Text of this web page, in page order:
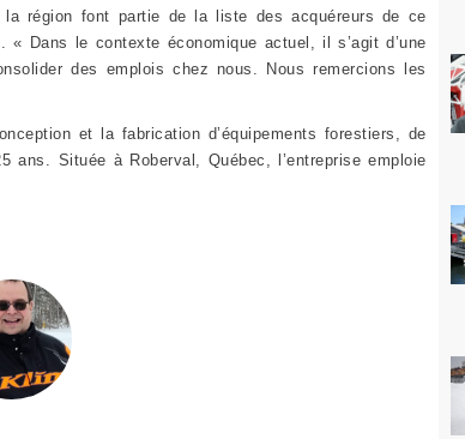
la région font partie de la liste des acquéreurs de ce
Dans le contexte économique actuel, il s’agit d’une
des emplois chez nous. Nous remercions les
et la fabrication d’équipements forestiers, de
Située à Roberval, Québec, l’entreprise emploie